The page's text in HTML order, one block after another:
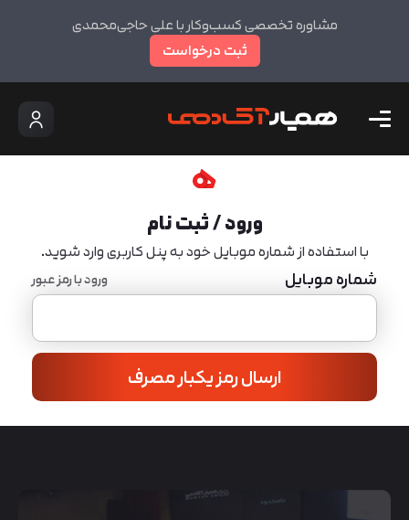
مشاوره تخصصی کسب‌وکار با علی حاجی‌محمدی
ثبت درخواست
ورود / ثبت نام
با استفاده از شماره موبایل خود به پنل کاربری وارد شوید.
شماره موبایل ورود با رمز عبور
ارسال رمز یکبار مصرف